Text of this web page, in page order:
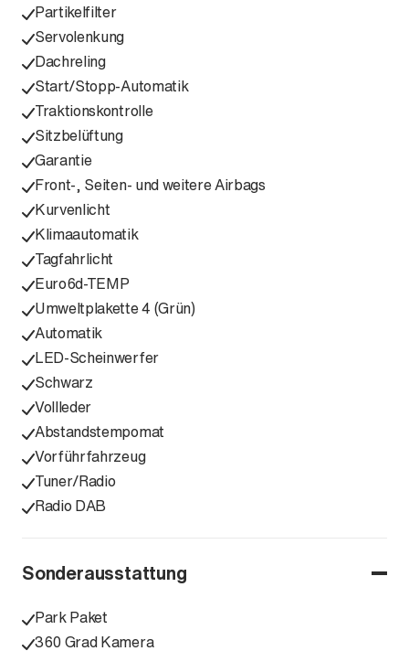
Partikelfilter
Servolenkung
Dachreling
Start/Stopp-Automatik
Traktionskontrolle
Sitzbelüftung
Garantie
Front-, Seiten- und weitere Airbags
Kurvenlicht
Klimaautomatik
Tagfahrlicht
Euro6d-TEMP
Umweltplakette 4 (Grün)
Automatik
LED-Scheinwerfer
Schwarz
Vollleder
Abstandstempomat
Vorführfahrzeug
Tuner/Radio
Radio DAB
Sonderausstattung
Park Paket
360 Grad Kamera